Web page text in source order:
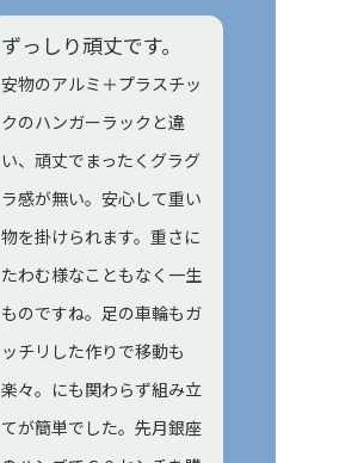
ずっしり頑丈です。
安物のアルミ＋プラスチッ
クのハンガーラックと違
い、頑丈でまったくグラグ
ラ感が無い。安心して重い
物を掛けられます。重さに
たわむ様なこともなく一生
ものですね。足の車輪もガ
ッチリした作りで移動も
楽々。にも関わらず組み立
てが簡単でした。先月銀座